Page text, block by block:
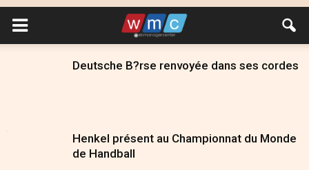
Deutsche B?rse renvoyée dans ses cordes
Henkel présent au Championnat du Monde
de Handball